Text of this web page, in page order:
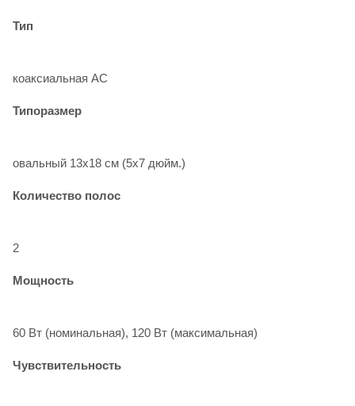
Тип
коаксиальная АС
Типоразмер
овальный 13x18 см (5x7 дюйм.)
Количество полос
2
Мощность
60 Вт (номинальная), 120 Вт (максимальная)
Чувствительность